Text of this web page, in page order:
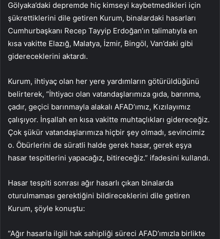
Gölyaka’daki depremde hiç kimseyi kaybetmedikleri için
şükrettiklerini dile getiren Kurum, binalardaki hasarları
Cumhurbaşkanı Recep Tayyip Erdoğan’ın talimatıyla en
kısa vakitte Elazığ, Malatya, İzmir, Bingöl, Van’daki gibi
gidereceklerini aktardı.
Kurum, ihtiyaç olan her yere yardımların götürüldüğünü
belirterek, “İhtiyacı olan vatandaşlarımıza gıda, barınma,
çadır, geçici barınmayla alakalı AFAD’ımız, Kızılayımız
çalışıyor. İnşallah en kısa vakitte muhtaçlıkları gidereceğiz.
Çok şükür vatandaşlarımıza hiçbir şey olmadı, sevincimiz
o. Öbürlerini de süratli halde gerek hasar, gerek eşya
hasar tespitlerini yapacağız, bitireceğiz.” ifadesini kullandı.
Hasar tespiti sonrası ağır hasarlı çıkan binalarda
oturulmaması gerektiğini bildireceklerini dile getiren
Kurum, şöyle konuştu:
“Ağır hasarla ilgili hak sahipliği süreci AFAD’ımızla birlikte